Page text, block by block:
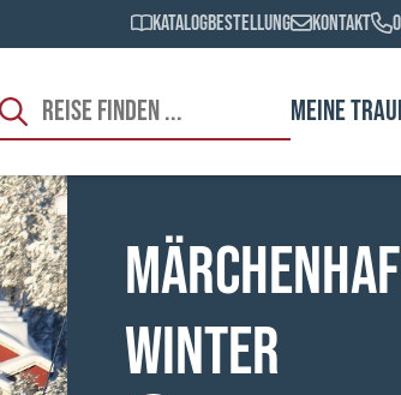
Katalogbestellung Kontakt
MEINE
Winter